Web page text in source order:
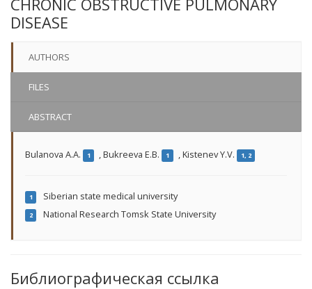
CHRONIC OBSTRUCTIVE PULMONARY
DISEASE
AUTHORS
FILES
ABSTRACT
Bulanova A.A. 1 ,Bukreeva E.B. 1 ,Kistenev Y.V. 1, 2
1 Siberian state medical university
2 National Research Tomsk State University
Библиографическая ссылка